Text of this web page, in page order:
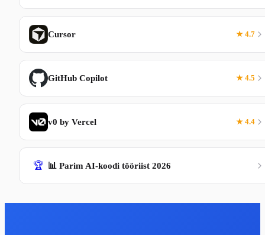
Cursor ★ 4.7
GitHub Copilot ★ 4.5
v0 by Vercel ★ 4.4
🏆 📊 Parim AI-koodi tööriist 2026